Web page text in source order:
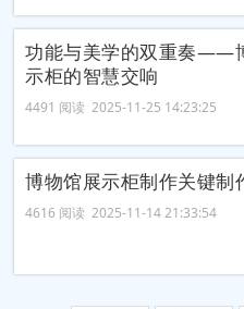
功能与美学的双重奏——
示柜的智慧交响
4491 阅读 2025-11-25 14:23:25
博物馆展示柜制作关键制
4616 阅读 2025-11-14 21:33:54